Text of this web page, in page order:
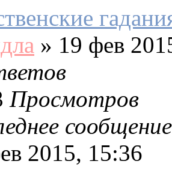
» 19 фев
Просмотров
сообщение
2015, 15:36